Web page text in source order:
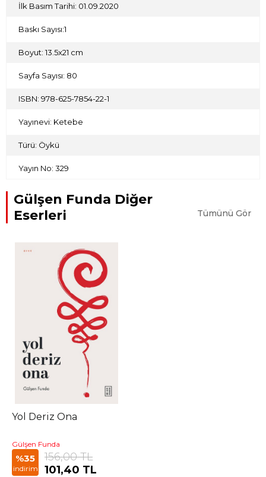
İlk Basım Tarihi: 01.09.2020
Baskı Sayısı:1
Boyut: 13.5x21 cm
Sayfa Sayısı: 80
ISBN: 978-625-7854-22-1
Yayınevi: Ketebe
Türü: Öykü
Yayın No: 329
Gülşen Funda Diğer
Eserleri
Tümünü Gör
Yol Deriz Ona
Gülşen Funda
%35
indirim
156,00 TL
101,40 TL